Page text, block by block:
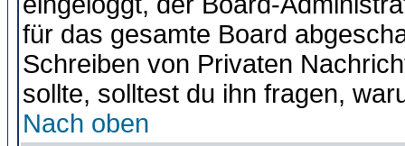
für das gesamte Board
Schreiben von Privaten
sollte, solltest du ihn fragen,
Nach oben